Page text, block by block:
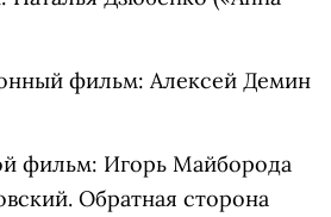
фильм: Алексей Демин
фильм: Игорь Майборода
Обратная сторона